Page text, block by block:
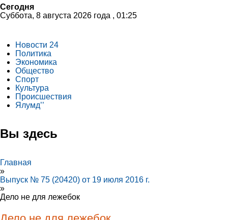
Сегодня
Суббота, 8 августа 2026 года , 01:25
Новости 24
Политика
Экономика
Общество
Спорт
Культура
Происшествия
Ялумд’’
Вы здесь
Главная
»
Выпуск № 75 (20420) от 19 июля 2016 г.
»
Дело не для лежебок